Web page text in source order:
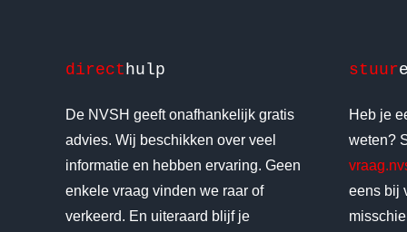
direct hulp
De NVSH geeft onafhankelijk gratis
advies. Wij beschikken over veel
informatie en hebben ervaring. Geen
enkele vraag vinden we raar of
verkeerd. En uiteraard blijf je
stuur
Heb je
weten?
eens bij